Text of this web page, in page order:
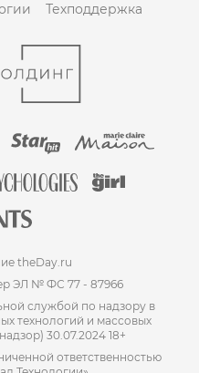
Техподдержка
theDay.ru
ЭЛ № ФС 77 - 87966
службой по надзору в
технологий и массовых
30.07.2024 18+
ответственностью